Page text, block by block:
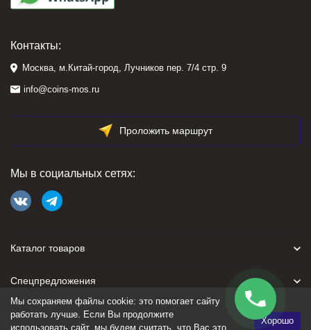
Контакты:
Москва, м.Китай-город, Лучников пер. 7/4 стр. 9
info@coins-mos.ru
Проложить маршрут
Мы в социальных сетях:
Каталог товаров
Спецпредложения
Для покупателя
Мы сохраняем файлы cookie: это помогает сайту
работать лучше. Если Вы продолжите
использовать сайт, мы будем считать, что Вас это
Хорошо